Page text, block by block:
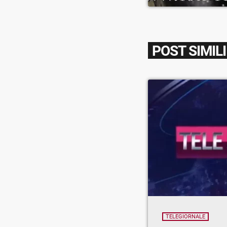
POST SIMILI
TELEGIORNALE